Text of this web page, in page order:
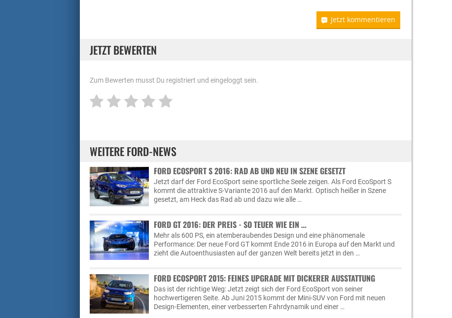
Jetzt kommentieren
JETZT BEWERTEN
Zum Bewerten musst Du registriert und eingeloggt sein.
WEITERE FORD-NEWS
FORD ECOSPORT S 2016: RAD AB UND NEU IN SZENE GESETZT
Jetzt darf der Ford EcoSport seine sportliche Seele zeigen. Als Ford EcoSport S
kommt die attraktive S-Variante 2016 auf den Markt. Optisch heißer in Szene
gesetzt, am Heck das Rad ab und dazu wie alle …
FORD GT 2016: DER PREIS - SO TEUER WIE EIN …
Mehr als 600 PS, ein atemberaubendes Design und eine phänomenale
Performance: Der neue Ford GT kommt Ende 2016 in Europa auf den Markt und
zieht die Autoenthusiasten auf der ganzen Welt bereits jetzt in den …
FORD ECOSPORT 2015: FEINES UPGRADE MIT DICKERER AUSSTATTUNG
Das ist der richtige Weg: Jetzt zeigt sich der Ford EcoSport von seiner
hochwertigeren Seite. Ab Juni 2015 kommt der Mini-SUV von Ford mit neuen
Design-Elementen, einer verbesserten Fahrdynamik und einer …